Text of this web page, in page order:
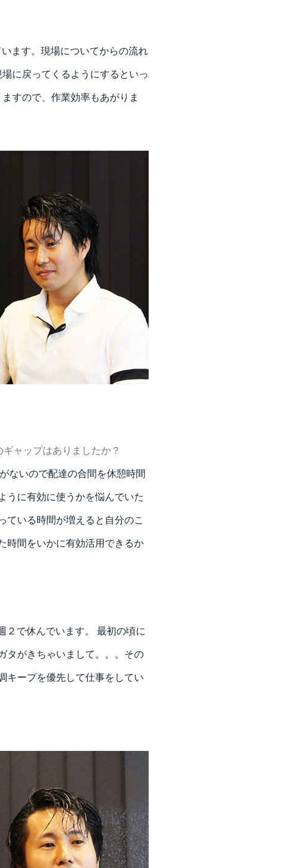
ます。現場についてからの流れ
に戻ってくるようにするといっ
すので、作業効率もあがりま
ャップはありましたか？
ないので配達の合間を休憩時間
うに有効に使うかを悩んでいた
ている時間が増えると自分のこ
時間をいかに有効活用できるか
２で休んでいます。 最初の頃に
タがきちゃいまして。。。その
キープを優先して仕事をしてい